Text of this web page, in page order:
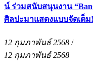
น์ ร่วมสนับสนุนงาน
ศิลปะมาแสดงแบบจัดเต็ม!
12 กุมภาพันธ์ 2568 /
12 กุมภาพันธ์ 2568